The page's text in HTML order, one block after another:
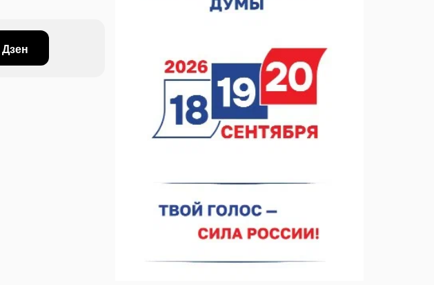
Дзен
07.08.2026 12:15
07.08.2026 12:04
В Нижегородской области созданы четыре ММЦ
07.08.2026 11:46
телебашни